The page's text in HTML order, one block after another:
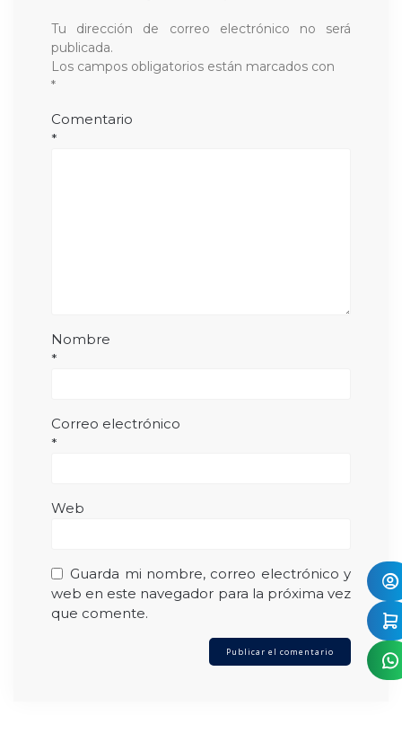
Tu dirección de correo electrónico no será
publicada.
Los campos obligatorios están marcados con
*
Comentario
*
Nombre
*
Correo electrónico
*
Web
Guarda mi nombre, correo electrónico y
web en este navegador para la próxima vez
que comente.